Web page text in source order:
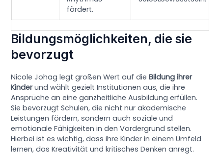
fördert.
Bildungsmöglichkeiten, die sie
bevorzugt
Nicole Johag legt großen Wert auf dieBildung ihrer
Kinderund wählt gezielt Institutionen aus, die ihre
Ansprüche an eine ganzheitliche Ausbildung erfüllen.
Sie bevorzugt Schulen, die nicht nur akademische
Leistungen fördern, sondern auch soziale und
emotionale Fähigkeiten in den Vordergrund stellen.
Hierbei ist es wichtig, dass ihre Kinder in einem Umfeld
lernen, das Kreativität und kritisches Denken anregt.